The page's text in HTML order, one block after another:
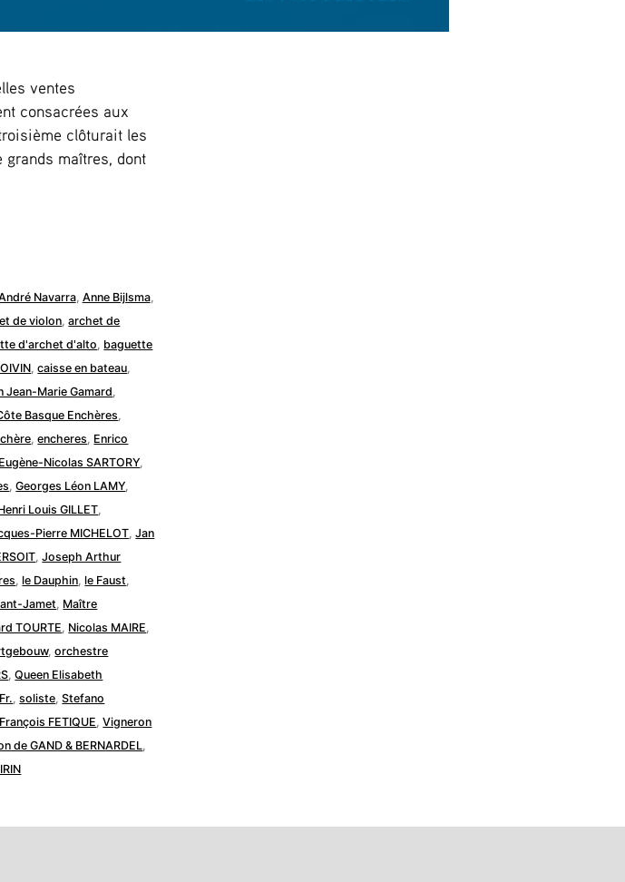
ventes
consacrées aux
clôturait les
grands maîtres, dont
Navarra, Anne Bijlsma,
de violon,archet de
d'archet d'alto, baguette
,caisse en bateau,
Jean-Marie Gamard,
Basque Enchères,
,encheres, Enrico
Eugène-Nicolas SARTORY,
,Georges Léon LAMY,
Louis GILLET,
Pierre MICHELOT,Jan
,Joseph Arthur
,le Dauphin,le Faust,
Jamet, Maître
TOURTE, Nicolas MAIRE,
,orchestre
,Queen Elisabeth
,soliste,Stefano
FETIQUE,Vigneron
de GAND & BERNARDEL,